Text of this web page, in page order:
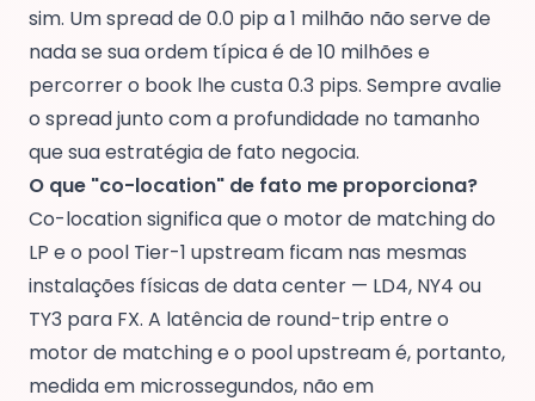
sim. Um spread de 0.0 pip a 1 milhão não serve de
nada se sua ordem típica é de 10 milhões e
percorrer o book lhe custa 0.3 pips. Sempre avalie
o spread junto com a profundidade no tamanho
que sua estratégia de fato negocia.
O que "co-location" de fato me proporciona?
Co-location significa que o motor de matching do
LP e o pool Tier-1 upstream ficam nas mesmas
instalações físicas de data center — LD4, NY4 ou
TY3 para FX. A latência de round-trip entre o
motor de matching e o pool upstream é, portanto,
medida em microssegundos, não em